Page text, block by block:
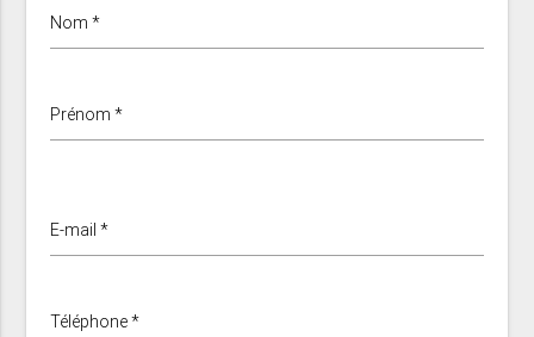
Nom *
Prénom *
E-mail *
Téléphone *